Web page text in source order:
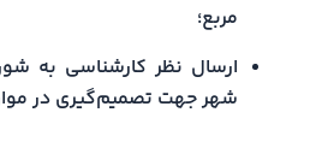
مربع؛
ارسال نظر کارشناسی به
شهر جهت تصمیم‌گیری در